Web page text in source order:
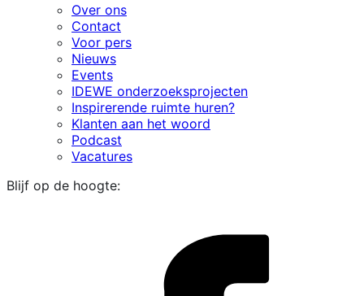
Over ons
Contact
Voor pers
Nieuws
Events
IDEWE onderzoeksprojecten
Inspirerende ruimte huren?
Klanten aan het woord
Podcast
Vacatures
Blijf op de hoogte: